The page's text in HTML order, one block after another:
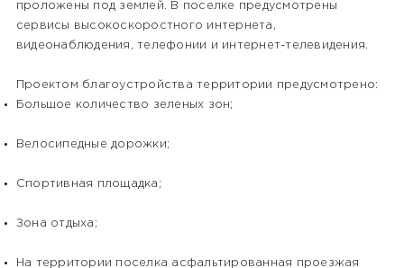
проложены под землей. В поселке предусмотрены
сервисы высокоскоростного интернета,
видеонаблюдения, телефонии и интернет-телевидения.
Проектом благоустройства территории предусмотрено:
Большое количество зеленых зон;
Велосипедные дорожки;
Спортивная площадка;
Зона отдыха;
На территории поселка асфальтированная проезжая